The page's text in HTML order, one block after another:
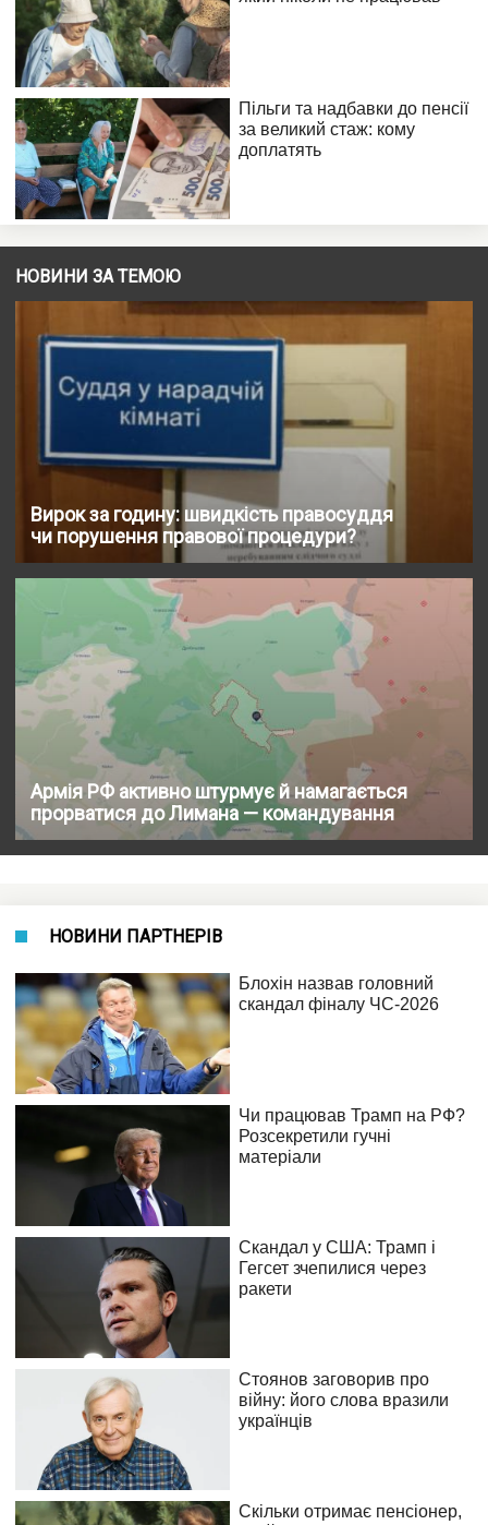
НОВИНИ ЗА ТЕМОЮ
Вирок за годину: швидкість правосуддя
чи порушення правової процедури?
Армія РФ активно штурмує й намагається
прорватися до Лимана — командування
НОВИНИ ПАРТНЕРІВ